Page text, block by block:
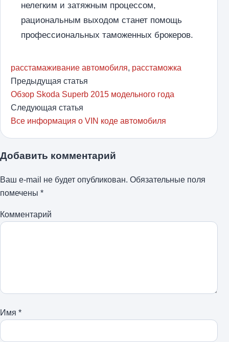
нелегким и затяжным процессом,
рациональным выходом станет помощь
профессиональных таможенных брокеров.
расстамаживание автомобиля, расстаможка
Предыдущая статья
Обзор Skoda Superb 2015 модельного года
Следующая статья
Все информация о VIN коде автомобиля
Добавить комментарий
Ваш e-mail не будет опубликован. Обязательные поля
помечены *
Комментарий
Имя *